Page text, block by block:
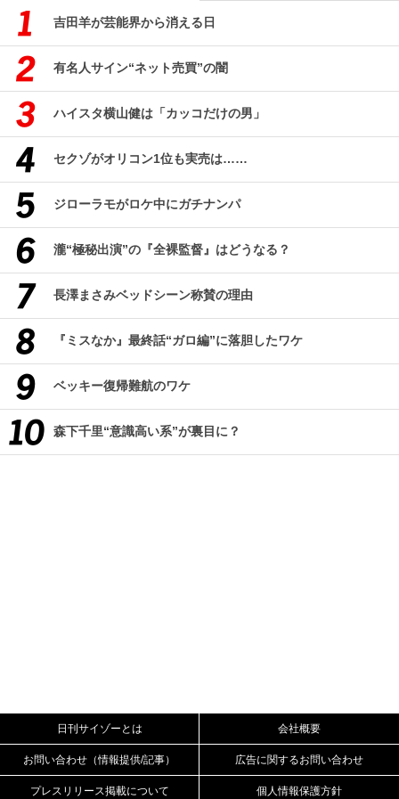
吉田羊が芸能界から消える日
有名人サイン“ネット売買”の闇
ハイスタ横山健は「カッコだけの男」
セクゾがオリコン1位も実売は……
ジローラモがロケ中にガチナンパ
瀧“極秘出演”の『全裸監督』はどうなる？
長澤まさみベッドシーン称賛の理由
『ミスなか』最終話“ガロ編”に落胆したワケ
ベッキー復帰難航のワケ
森下千里“意識高い系”が裏目に？
日刊サイゾーとは 会社概要
お問い合わせ（情報提供/記事） 広告に関するお問い合わせ
プレスリリース掲載について 個人情報保護方針